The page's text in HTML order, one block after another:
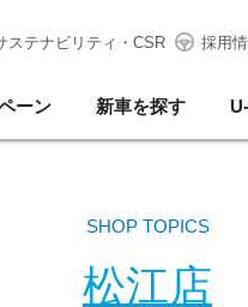
ステナビリティ・CSR 採用
ーン 新車を探す
SHOP TOPICS
松江店